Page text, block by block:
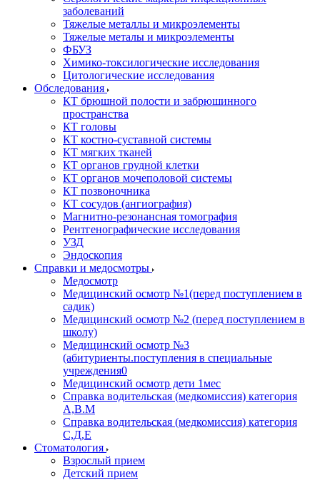
заболеваний
Тяжелые металлы и микроэлементы
Тяжелые металы и микроэлементы
ФБУЗ
Химико-токсилогические исследования
Цитологические исследования
Обследования
КТ брюшной полости и забрюшинного
пространства
КТ головы
КТ костно-суставной системы
КТ мягких тканей
КТ органов грудной клетки
КТ органов мочеполовой системы
КТ позвоночника
КТ сосудов (ангиография)
Магнитно-резонансная томография
Рентгенографические исследования
УЗД
Эндоскопия
Справки и медосмотры
Медосмотр
Медицинский осмотр №1(перед поступлением в
садик)
Медицинский осмотр №2 (перед поступлением в
школу)
Медицинский осмотр №3
(абитуриенты.поступления в специальные
учреждения0
Медицинский осмотр дети 1мес
Справка водительская (медкомиссия) категория
А,В.М
Справка водительская (медкомиссия) категория
С,Д,Е
Стоматология
Взрослый прием
Детский прием